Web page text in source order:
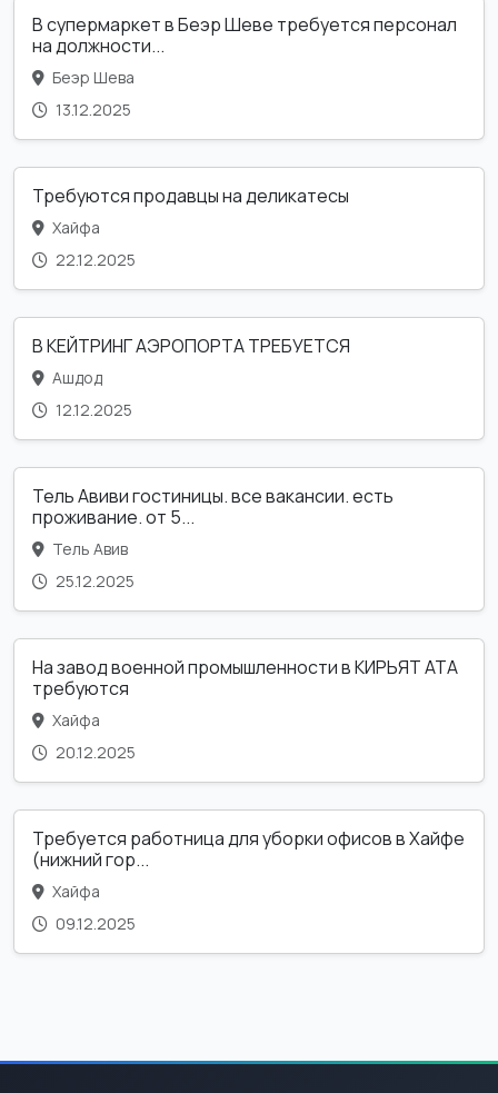
В супермаркет в Беэр Шеве требуется персонал
на должности...
Беэр Шева
13.12.2025
Требуются продавцы на деликатесы
Хайфа
22.12.2025
В КЕЙТРИНГ АЭРОПОРТА ТРЕБУЕТСЯ
Ашдод
12.12.2025
Тель Авиви гостиницы. все вакансии. есть
проживание. от 5...
Тель Авив
25.12.2025
На завод военной промышленности в КИРЬЯТ АТА
требуются
Хайфа
20.12.2025
Требуется работница для уборки офисов в Хайфе
(нижний гор...
Хайфа
09.12.2025